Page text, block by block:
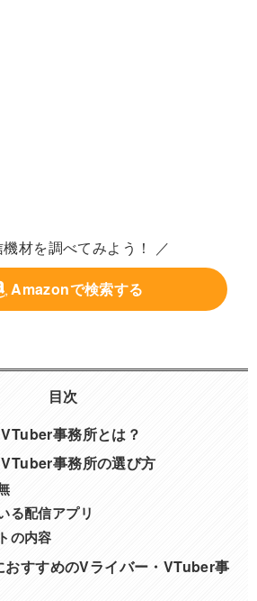
機材を調べてみよう！ ／
Amazonで検索する
目次
事務所とは？
事務所の選び方
る配信アプリ
の内容
おすすめのVライバー・VTuber事